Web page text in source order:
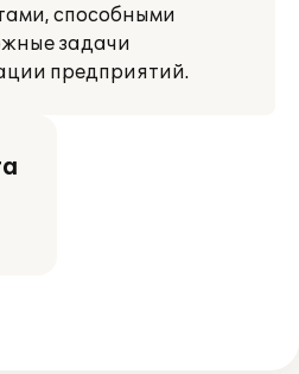
способными
задачи
предприятий.